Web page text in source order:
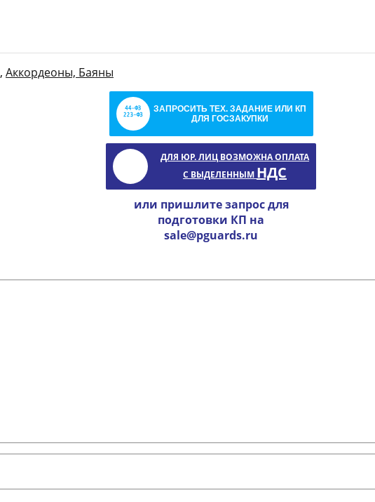
, Аккордеоны, Баяны
ЗАПРОСИТЬ ТЕХ. ЗАДАНИЕ ИЛИ КП
ДЛЯ ГОСЗАКУПКИ
ДЛЯ ЮР. ЛИЦ ВОЗМОЖНА ОПЛАТА
С ВЫДЕЛЕННЫМ НДС
или пришлите запрос для
подготовки КП на
sale@pguards.ru